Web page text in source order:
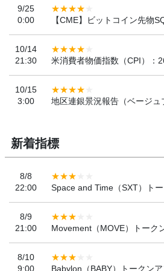
9/25
0:00
【CME】ビットコイン先物
10/14
21:30
米消費者物価指数（CPI）：
10/15
3:00
地区連銀景況報告（ベージュ
新着指標
8/8
22:00
Space and Time（SXT）ト
8/9
21:00
Movement（MOVE）トーク
8/10
9:00
Babylon（BABY）トークン